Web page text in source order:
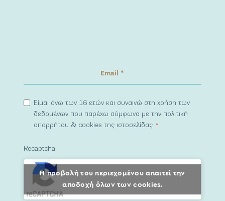
Είμαι άνω των 16 ετών και συναινώ στη χρήση των
δεδομένων που παρέχω σύμφωνα με την πολιτική
απορρήτου & cookies της ιστοσελίδας.*
Recaptcha
Η προβολή του περιεχομένου απαιτεί την
αποδοχή όλων των cookies.